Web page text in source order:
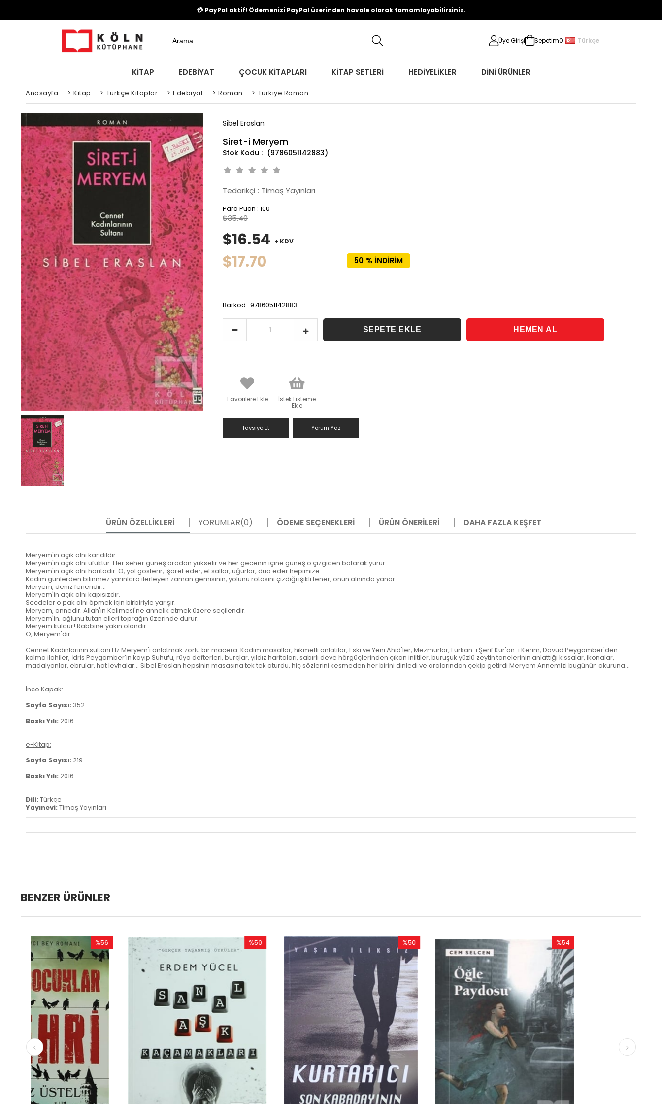
💳 PayPal aktif! Ödemenizi PayPal üzerinden havale olarak tamamlayabilirsiniz.
Üye Girişi Sepetim0 Türkçe
KİTAP EDEBİYAT ÇOCUK KİTAPLARI KİTAP SETLERİ HEDİYELİKLER DİNİ ÜRÜNLER
Anasayfa > Kitap > Türkçe Kitaplar > Edebiyat > Roman > Türkiye Roman
Sibel Eraslan
Siret-i Meryem
(9786051142883)
Tedarikçi : Timaş Yayınları
Para Puan : 100
%
50 İNDIRIM
$35.40
$16.54 + KDV
$17.70
Barkod : 9786051142883
Favorilere Ekle İstek Listeme
Ekle
Tavsiye Et Yorum Yaz
ÜRÜN ÖZELLIKLERI YORUMLAR(0) ÖDEME SEÇENEKLERI ÜRÜN ÖNERILERI DAHA FAZLA KEŞFET
Meryem'in açık alnı kandildir.
Meryem'in açık alnı ufuktur. Her seher güneş oradan yükselir ve her gecenin içine güneş o çizgiden batarak yürür.
Meryem'in açık alnı haritadır. O, yol gösterir, işaret eder, el sallar, uğurlar, dua eder hepimize.
Kadim günlerden bilinmez yarınlara ilerleyen zaman gemisinin, yolunu rotasını çizdiği ışıklı fener, onun alnında yanar...
Meryem, deniz feneridir...
Meryem'in açık alnı kapısızdır.
Secdeler o pak alnı öpmek için birbiriyle yarışır.
Meryem, annedir. Allah'ın Kelimesi'ne annelik etmek üzere seçilendir.
Meryem'in, oğlunu tutan elleri toprağın üzerinde durur.
Meryem kuldur! Rabbine yakın olandır.
O, Meryem'dir.
Cennet Kadınlarının sultanı Hz.Meryem'i anlatmak zorlu bir macera. Kadim masallar, hikmetli anlatılar, Eski ve Yeni Ahid'ler, Mezmurlar, Furkan-ı Şerif Kur'an-ı Kerim, Davud Peygamber'den
kalma ilahiler, İdris Peygamber'in kayıp Suhufu, rüya defterleri, burçlar, yıldız haritaları, sabırlı deve hörgüçlerinden çıkan iniltiler, buruşuk yüzlü zeytin tanelerinin anlattığı kıssalar, ikonalar,
madalyonlar, ebrular, hat levhalar... Sibel Eraslan hepsinin masasına tek tek oturdu, hiç sözlerini kesmeden her birini dinledi ve aralarından çekip getirdi Meryem Annemizi bugünün okuruna...
İnce Kapak:
Sayfa Sayısı: 352
Baskı Yılı: 2016
e-Kitap:
Sayfa Sayısı: 219
Baskı Yılı: 2016
Dili: Türkçe
Yayınevi: Timaş Yayınları
BENZER ÜRÜNLER
%56İndirim
İndirim
%50İndirim
%50
İndirim
%50İndirim
%54
İndirim
%54İndirim